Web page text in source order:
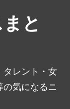
と
タレント・女
気になるニ